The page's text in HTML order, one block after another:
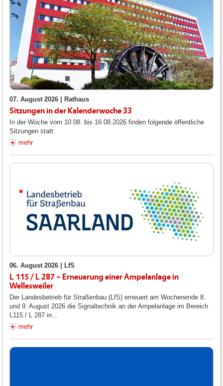
07. August 2026 | Rathaus
Sitzungen in der Kalenderwoche 33
In der Woche vom 10.08. bis 16.08.2026 finden folgende öffentliche
Sitzungen statt:
mehr
06. August 2026 | LfS
L 115 / L 287 – Erneuerung einer Ampelanlage in
Wellesweiler
Der Landesbetrieb für Straßenbau (LfS) erneuert am Wochenende 8.
und 9. August 2026 die Signaltechnik an der Ampelanlage im Bereich
L115 / L 287 in...
mehr